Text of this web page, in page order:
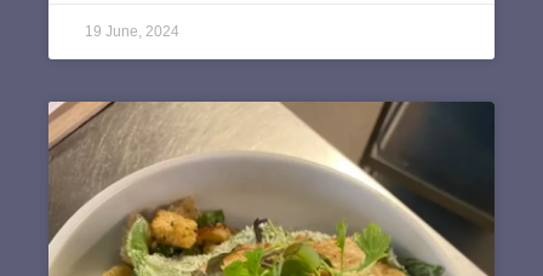
19 June, 2024